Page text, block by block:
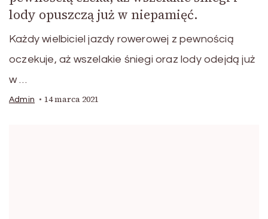
lody opuszczą już w niepamięć.
Każdy wielbiciel jazdy rowerowej z pewnością
oczekuje, aż wszelakie śniegi oraz lody odejdą już
w …
Admin 14 marca 2021